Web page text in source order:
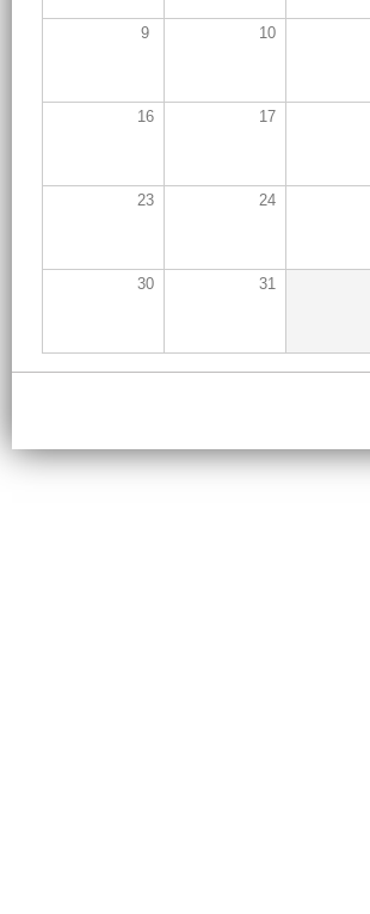
9 10
16 17
23 24
30 31